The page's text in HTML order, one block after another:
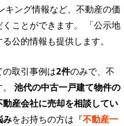
キング情報など、不動産の価
ことができます。
「公示地
公的情報も提供します。
取引事例は2件のみで、不
池代の中古一戸建て物件の
産会社に売却を相談してい
みをお持ちの方は『不動産一